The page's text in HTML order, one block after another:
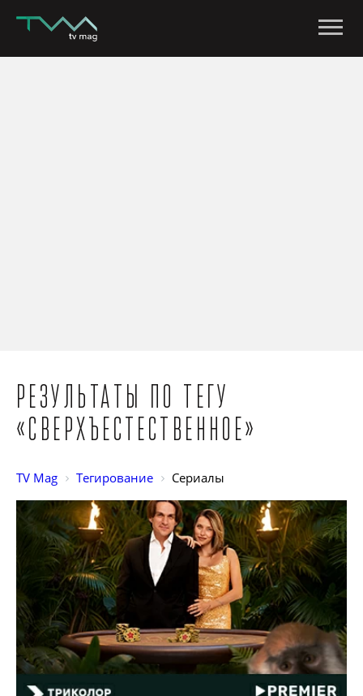
Результаты по тегу
«Сверхъестественное»
TV Mag Тегирование Сериалы